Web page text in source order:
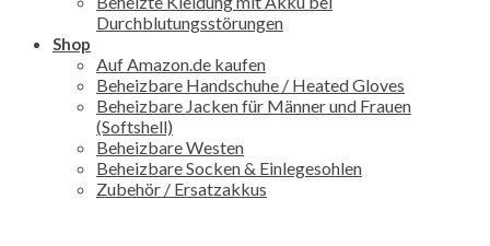
Durchblutungsstörungen
Shop
Auf Amazon.de kaufen
Beheizbare Handschuhe / Heated Gloves
Beheizbare Jacken für Männer und Frauen
(Softshell)
Beheizbare Westen
Beheizbare Socken & Einlegesohlen
Zubehör / Ersatzakkus